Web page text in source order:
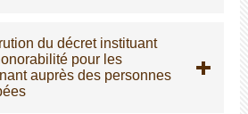
du décret instituant
pour les
auprès des personnes